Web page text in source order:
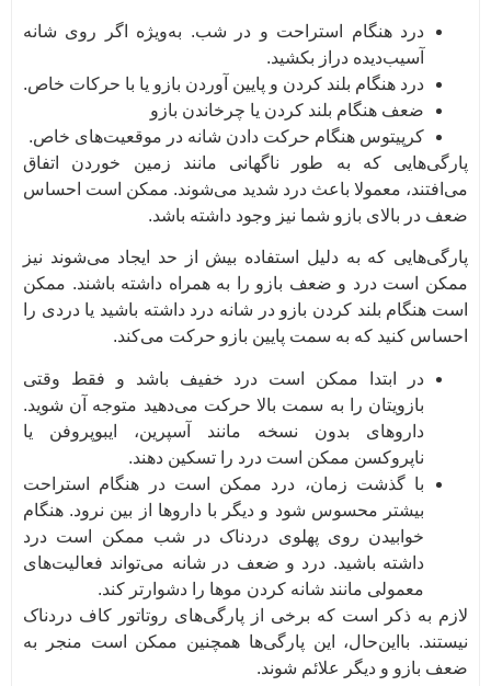
درد هنگام استراحت و در شب. به‌ویژه اگر روی شانه
آسیب‌دیده دراز بکشید.
درد هنگام بلند کردن و پایین آوردن بازو یا با حرکات خاص.
ضعف هنگام بلند کردن یا چرخاندن بازو
کرپیتوس هنگام حرکت دادن شانه در موقعیت‌های خاص.
پارگی‌هایی که به طور ناگهانی مانند زمین خوردن اتفاق
می‌افتند، معمولا باعث درد شدید می‌شوند. ممکن است احساس
ضعف در بالای بازو شما نیز وجود داشته باشد.
پارگی‌هایی که به دلیل استفاده بیش از حد ایجاد می‌شوند نیز
ممکن است درد و ضعف بازو را به همراه داشته باشند. ممکن
است هنگام بلند کردن بازو در شانه درد داشته باشید یا دردی را
احساس کنید که به سمت پایین بازو حرکت می‌کند.
در ابتدا ممکن است درد خفیف باشد و فقط وقتی
بازویتان را به سمت بالا حرکت می‌دهید متوجه آن شوید.
داروهای بدون نسخه مانند آسپرین، ایبوپروفن یا
ناپروکسن ممکن است درد را تسکین دهند.
با گذشت زمان، درد ممکن است در هنگام استراحت
بیشتر محسوس شود و دیگر با داروها از بین نرود. هنگام
خوابیدن روی پهلوی دردناک در شب ممکن است درد
داشته باشید. درد و ضعف در شانه می‌تواند فعالیت‌های
معمولی مانند شانه کردن موها را دشوارتر کند.
لازم به ذکر است که برخی از پارگی‌های روتاتور کاف دردناک
نیستند. بااین‌حال، این پارگی‌ها همچنین ممکن است منجر به
ضعف بازو و دیگر علائم شوند.